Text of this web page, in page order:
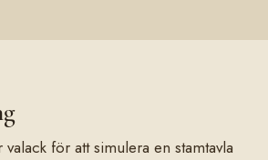
för att simulera en stamtavla